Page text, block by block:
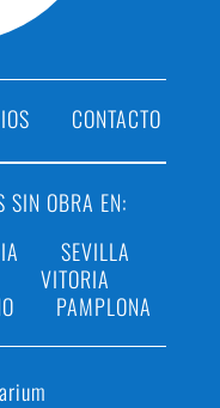
CONTACTO
SIN OBRA EN:
SEVILLA
VITORIA
PAMPLONA